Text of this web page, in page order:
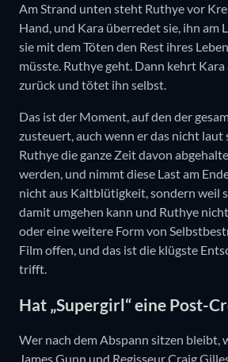
Am Strand unten steht Ruthye vor
Hand, und Kara überredet sie, ihn am
sie mit dem Töten den Rest ihres
müsste. Ruthye geht. Dann kehrt
zurück und tötet ihn selbst.
Das ist der Moment, auf den der
zusteuert, auch wenn er das nicht laut
Ruthye die ganze Zeit davon
werden, und nimmt diese Last am
nicht aus Kaltblütigkeit, sondern weil
damit umgehen kann und Ruthye
oder eine weitere Form von
Film offen, und das ist die klügste
trifft.
Hat „Supergirl“ eine Post-
Wer nach dem Abspann sitzen bleibt,
James Gunn und Regisseur Craig